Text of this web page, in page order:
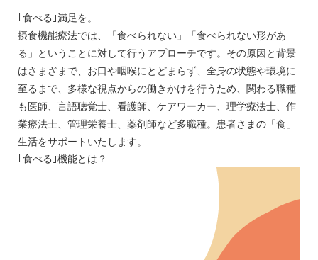
｢食べる｣満足を。
摂食機能療法では、「食べられない」「食べられない形があ
る」ということに対して行うアプローチです。その原因と背景
はさまざまで、お口や咽喉にとどまらず、全身の状態や環境に
至るまで、多様な視点からの働きかけを行うため、関わる職種
も医師、言語聴覚士、看護師、ケアワーカー、理学療法士、作
業療法士、管理栄養士、薬剤師など多職種。患者さまの「食」
生活をサポートいたします。
｢食べる｣機能とは？